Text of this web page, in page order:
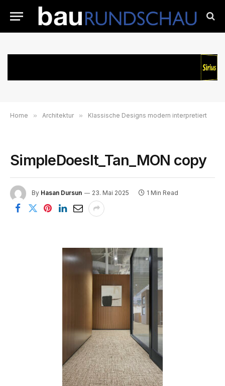
Home » Architektur » Klassische Designs modern interpretiert
SimpleDoesIt_Tan_MON copy
By Hasan Dursun 23. Mai 2025 1 Min Read